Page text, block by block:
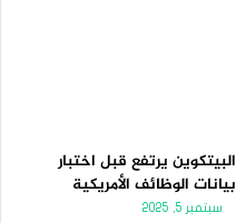
البيتكوين يرتفع قبل اختبار
بيانات الوظائف الأمريكية
سبتمبر 5, 2025